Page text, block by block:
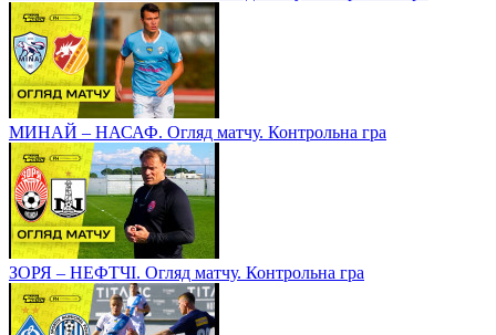
МИНАЙ – НАСАФ. Огляд матчу. Контрольна гра
ЗОРЯ – НЕФТЧІ. Огляд матчу. Контрольна гра